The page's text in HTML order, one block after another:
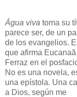
Água viva toma su
parece ser, de un
de los evangelios.
que afirma Eucanaã
Ferraz en el
No es una novela,
una epístola. Una
a Dios, según me